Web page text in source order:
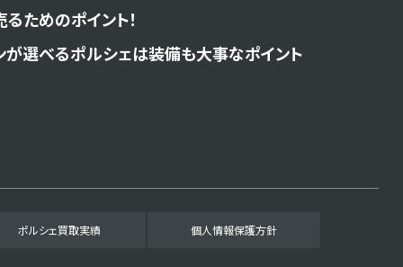
ためのポイント！
が選べるポルシェは装備も大事なポイント
ポルシェ買取実績 個人情報保護方針